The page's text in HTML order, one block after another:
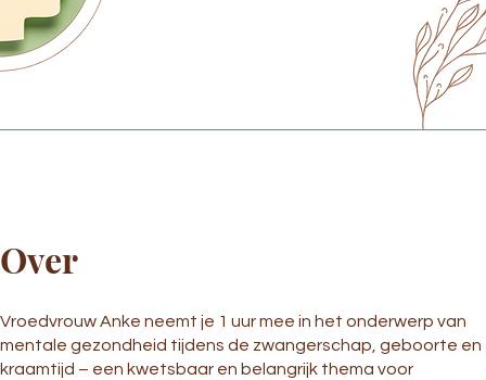
Over
Vroedvrouw Anke neemt je 1 uur mee in het onderwerp van
mentale gezondheid tijdens de zwangerschap, geboorte en
kraamtijd – een kwetsbaar en belangrijk thema voor